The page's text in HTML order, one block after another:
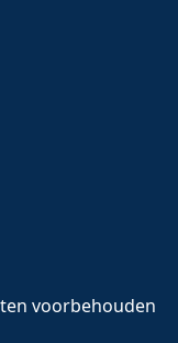
voorbehouden